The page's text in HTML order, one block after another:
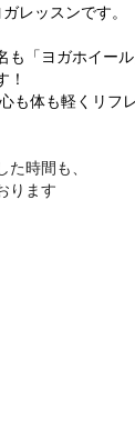
レッスンです。
も「ヨガホイー
！
も体も軽くリフ
時間も、
ります